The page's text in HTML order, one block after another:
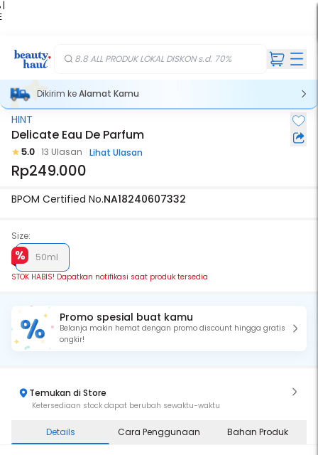
|
8.8 ALL PRODUK LOKAL DISKON s.d. 70%
Dikirim keAlamat Kamu
Stok Habis
HINT
Delicate Eau De Parfum
5.0 13 Ulasan Lihat Ulasan
Rp249.000
BPOM Certified No.NA18240607332
Size:
50ml
STOK HABIS! Dapatkan notifikasi saat produk tersedia
Promo spesial buat kamu
Belanja makin hemat dengan promo discount hingga gratis
ongkir!
Temukan di Store
Ketersediaan stock dapat berubah sewaktu-waktu
Details Cara Penggunaan Bahan Produk